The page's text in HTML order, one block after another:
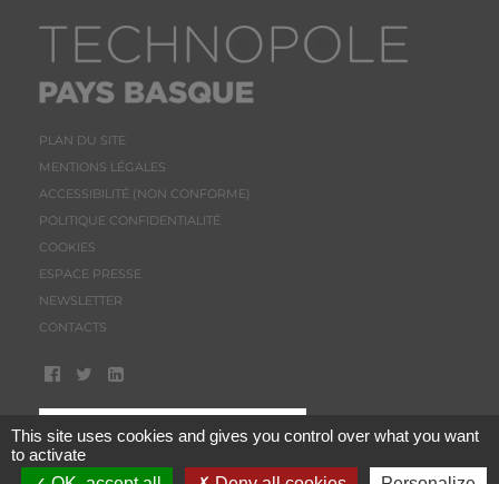
PLAN DU SITE
MENTIONS LÉGALES
ACCESSIBILITÉ (NON CONFORME)
POLITIQUE CONFIDENTIALITÉ
COOKIES
ESPACE PRESSE
NEWSLETTER
CONTACTS
This site uses cookies and gives you control over what you want
to activate